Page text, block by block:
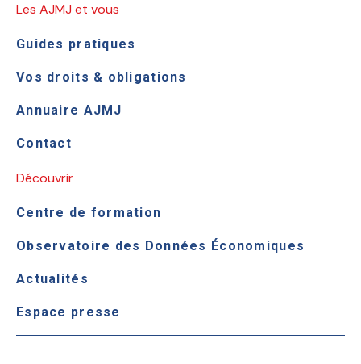
Les AJMJ et vous
Guides pratiques
Vos droits & obligations
Annuaire AJMJ
Contact
Découvrir
Centre de formation
Observatoire des Données Économiques
Actualités
Espace presse